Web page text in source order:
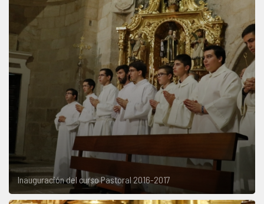
Inauguración del curso Pastoral 2016-2017